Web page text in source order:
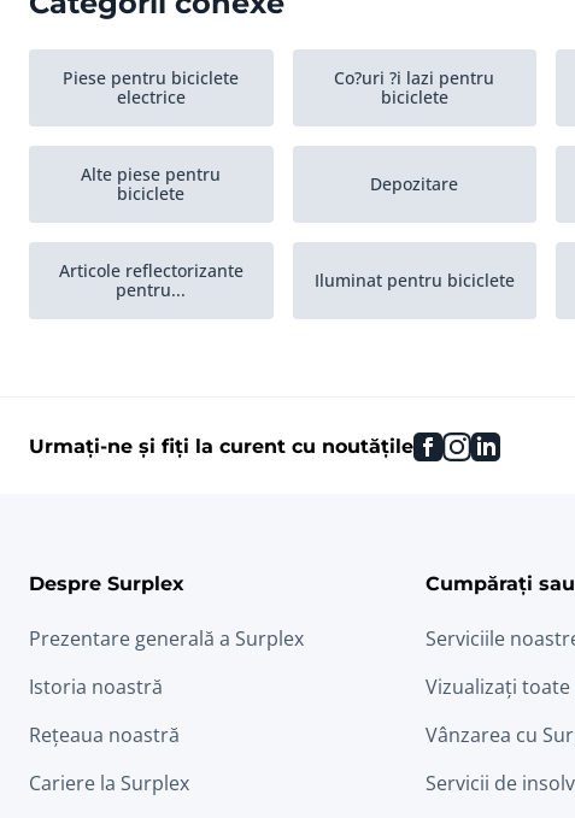
Piese pentru biciclete
electrice
Co?uri ?i lazi pentru
biciclete
Alte piese pentru
biciclete
Depozitare
Articole reflectorizante
pentru...
Iluminat pentru biciclete
Urmați-ne și fiți la curent cu noutățile facebook
instagram
linkedin
Despre Surplex
Prezentare generală a Surplex
Istoria noastră
Rețeaua noastră
Cariere la Surplex
Cumpărați
Serviciile
Vizualizați
Vânzarea cu
Servicii de